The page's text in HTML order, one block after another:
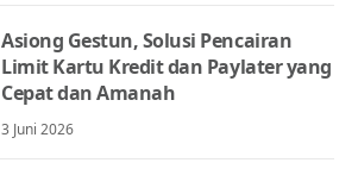
Asiong Gestun, Solusi Pencairan
Limit Kartu Kredit dan Paylater yang
Cepat dan Amanah
3 Juni 2026